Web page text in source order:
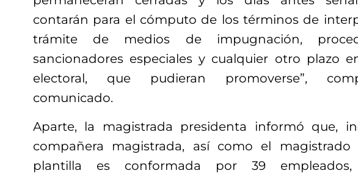
contarán para el cómputo de los términos de
trámite de medios de impugnación,
sancionadores especiales y cualquier otro plazo
electoral, que pudieran promoverse”,
comunicado.
Aparte, la magistrada presidenta informó que,
compañera magistrada, así como el magistrado
plantilla es conformada por 39 empleados,